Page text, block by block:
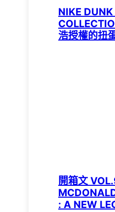
NIKE
浩授權的扭
開箱文
: A NEW